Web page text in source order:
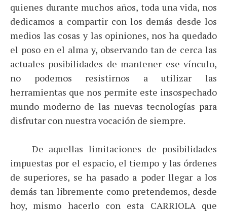
quienes durante muchos años, toda una vida, nos
dedicamos a compartir con los demás desde los
medios las cosas y las opiniones, nos ha quedado
el poso en el alma y, observando tan de cerca las
actuales posibilidades de mantener ese vínculo,
no podemos resistirnos a utilizar las
herramientas que nos permite este insospechado
mundo moderno de las nuevas tecnologías para
disfrutar con nuestra vocación de siempre.
De aquellas limitaciones de posibilidades
impuestas por el espacio, el tiempo y las órdenes
de superiores, se ha pasado a poder llegar a los
demás tan libremente como pretendemos, desde
hoy, mismo hacerlo con esta CARRIOLA que